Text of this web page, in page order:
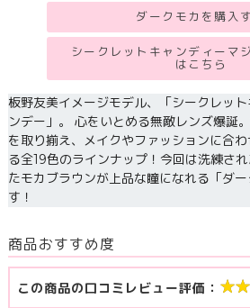
ダークモカを購入
シークレットキャンディーマ
はこちら
板野友美イメージモデル、「シークレッ
ンデー」。 心をいとめる無敵レンズ爆誕
を取り揃え、メイクやファッションに合
る全19色のラインナップ！今回は洗練さ
たモカブラウンが上品な瞳になれる「ダ
す！
商品おすすめ度
この商品の口コミレビュー評価：